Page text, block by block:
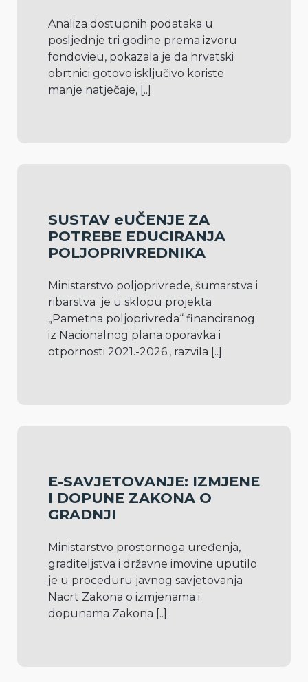
Analiza dostupnih podataka u
posljednje tri godine prema izvoru
fondovieu, pokazala je da hrvatski
obrtnici gotovo isključivo koriste
manje natječaje, [..]
SUSTAV eUČENJE ZA
POTREBE EDUCIRANJA
POLJOPRIVREDNIKA
Ministarstvo poljoprivrede, šumarstva i
ribarstva  je u sklopu projekta
„Pametna poljoprivreda“ financiranog
iz Nacionalnog plana oporavka i
otpornosti 2021.-2026., razvila [..]
E-SAVJETOVANJE: IZMJENE
I DOPUNE ZAKONA O
GRADNJI
Ministarstvo prostornoga uređenja,
graditeljstva i državne imovine uputilo
je u proceduru javnog savjetovanja
Nacrt Zakona o izmjenama i
dopunama Zakona [..]